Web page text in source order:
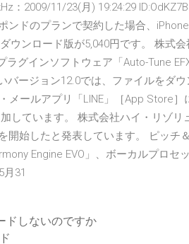
：2009/11/23(月) 19:24:29
ンドのプランで契約した場合、
ウンロード版が5,040円です。 株式
ラグインソフトウェア「Auto-Tune
バージョン12.0では、ファイルをダ
メールアプリ「LINE」［App Store
しています。 株式会社ハイ・リゾ
始したと発表しています。 ピッチ
Engine EVO」、ボーカルプロセ
月31
ドしないのですか